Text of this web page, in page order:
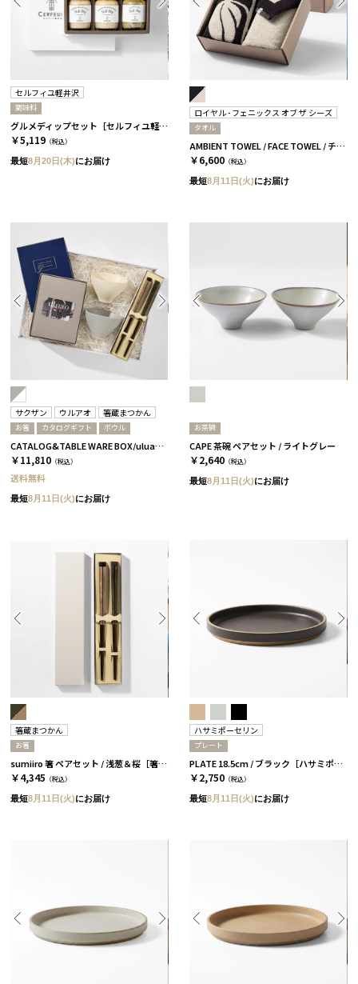
セルフィユ軽井沢
調味料
グルメディップセット［セルフィユ軽井沢］
￥5,119 （税込）
最短8月20日(木)にお届け
ロイヤル - フェニックス オブ ザ シーズ
タオル
AMBIENT TOWEL / FACE TOWEL / チャコール
￥6,600 （税込）
最短8月11日(火)にお届け
サクザン ウルアオ 箸蔵まつかん
お箸 カタログギフト ボウル
CATALOG&TABLE WARE BOX/uluao/グレー＆ホワイト/ 浅葱＆桜 アウレリアーナ
￥11,810 （税込）
送料無料
最短8月11日(火)にお届け
お茶碗
CAPE 茶碗 ペアセット / ライトグレー
￥2,640 （税込）
最短8月11日(火)にお届け
箸蔵まつかん
お箸
sumiiro 箸 ペアセット / 浅葱＆桜［箸蔵まつかん］
￥4,345 （税込）
最短8月11日(火)にお届け
ハサミポーセリン
プレート
PLATE 18.5cm / ブラック［ハサミポーセリン］
￥2,750 （税込）
最短8月11日(火)にお届け